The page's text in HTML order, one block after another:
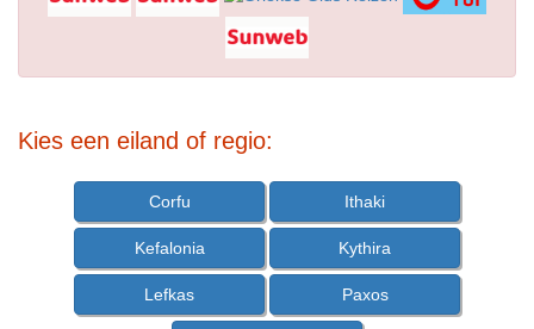
Kies een eiland of regio:
Corfu Ithaki
Kefalonia Kythira
Lefkas Paxos